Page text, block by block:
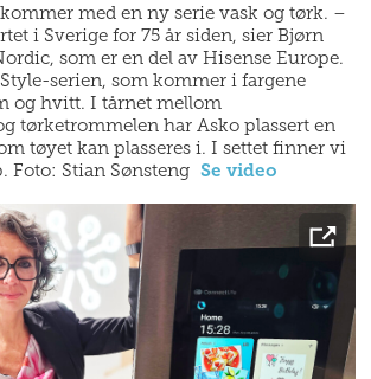
med en ny serie vask og tørk. –
i Sverige for 75 år siden, sier Bjørn
som er en del av Hisense Europe.
serien, som kommer i fargene
og hvitt. I tårnet mellom
tørketrommelen har Asko plassert en
tøyet kan plasseres i. I settet finner vi
Foto: Stian Sønsteng Se video